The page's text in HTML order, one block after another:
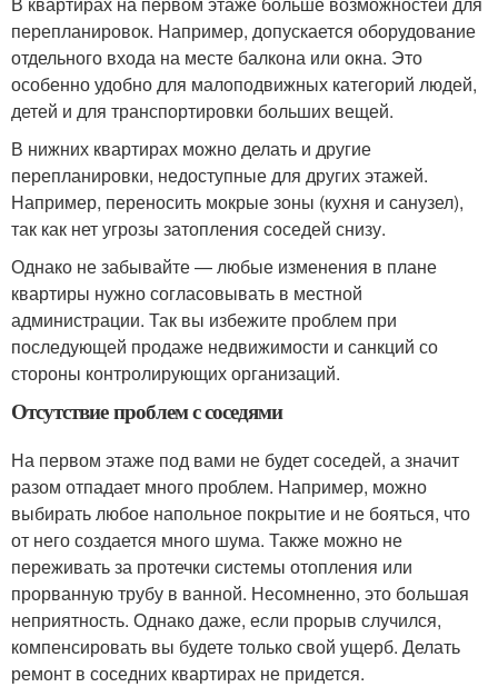
перепланировок. Например, допускается оборудование
отдельного входа на месте балкона или окна. Это
особенно удобно для малоподвижных категорий людей,
детей и для транспортировки больших вещей.
В нижних квартирах можно делать и другие
перепланировки, недоступные для других этажей.
Например, переносить мокрые зоны (кухня и санузел),
так как нет угрозы затопления соседей снизу.
Однако не забывайте — любые изменения в плане
квартиры нужно согласовывать в местной
администрации. Так вы избежите проблем при
последующей продаже недвижимости и санкций со
стороны контролирующих организаций.
Отсутствие проблем с соседями
На первом этаже под вами не будет соседей, а значит
разом отпадает много проблем. Например, можно
выбирать любое напольное покрытие и не бояться, что
от него создается много шума. Также можно не
переживать за протечки системы отопления или
прорванную трубу в ванной. Несомненно, это большая
неприятность. Однако даже, если прорыв случился,
компенсировать вы будете только свой ущерб. Делать
ремонт в соседних квартирах не придется.